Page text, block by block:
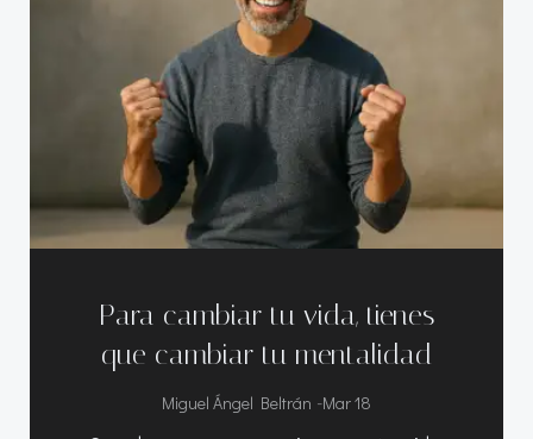
Para cambiar tu vida, tienes
que cambiar tu mentalidad
Miguel Ángel Beltrán -Mar 18